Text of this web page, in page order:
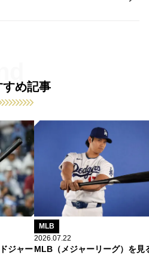
すめ記事
ジャー
MLB
2026.07.22
MLB（メジャーリーグ）を見